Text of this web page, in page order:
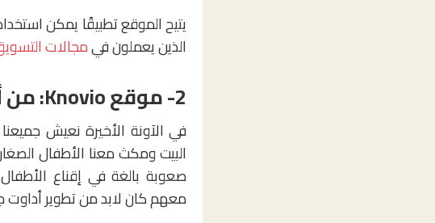
يتيح الموقع تطبيقًا يمكن
الذين يعملون فيمجالات
2- موقع Knovio: من أجل عروض أكثر حيوية وإمتاعًا
في الآونة الأخيرة نعيش جميعنا
البيت ومكث معنا الأطفال
صعوبة بالغة في إقناع
معهم كان لابد من تطوير أداوت